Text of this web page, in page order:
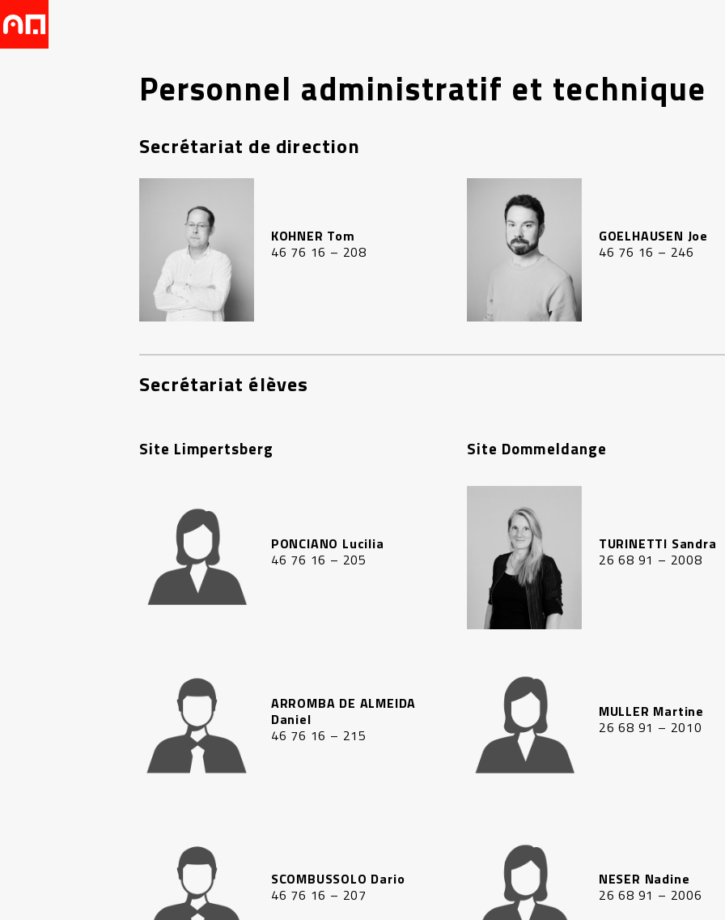
Personnel administratif et technique
Secrétariat de direction
KOHNER Tom
46 76 16 – 208
GOELHAUSEN Joe
46 76 16 – 246
Secrétariat élèves
Site Limpertsberg
PONCIANO Lucilia
46 76 16 – 205
ARROMBA DE ALMEIDA
Daniel
46 76 16 – 215
SCOMBUSSOLO Dario
46 76 16 – 207
Site Dommeldange
TURINETTI Sandra
26 68 91 – 2008
MULLER Martine
26 68 91 – 2010
NESER Nadine
26 68 91 – 2006